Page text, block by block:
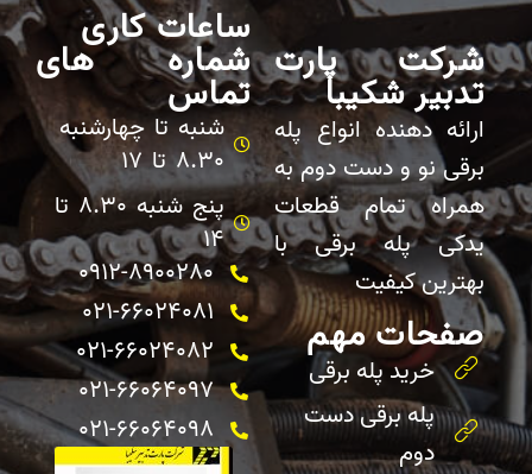
شرکت پارت
تدبیر شکیبا
ارائه دهنده انواع پله
برقی نو و دست دوم به
همراه تمام قطعات
یدکی پله برقی با
بهترین کیفیت
صفحات مهم
خرید پله برقی
پله برقی دست
دوم
ساعات کاری
شنبه تا چهارشنبه
8.30 تا 17
پنج شنبه 8.30 تا
14
شماره های
تماس
0912-8900280
021-66024081
021-66024082 ​
021-66064097
021-66064098